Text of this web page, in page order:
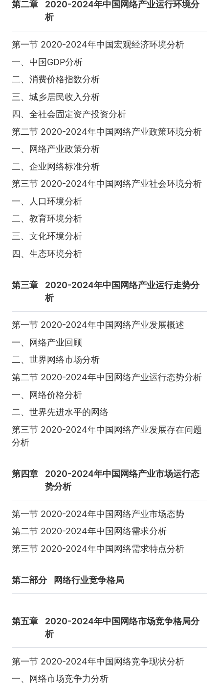
第二章
2020-2024年中国网络产业运行环境分
析
第一节 2020-2024年中国宏观经济环境分析
一、中国GDP分析
二、消费价格指数分析
三、城乡居民收入分析
四、全社会固定资产投资分析
第二节 2020-2024年中国网络产业政策环境分析
一、网络产业政策分析
二、企业网络标准分析
第三节 2020-2024年中国网络产业社会环境分析
一、人口环境分析
二、教育环境分析
三、文化环境分析
四、生态环境分析
第三章
2020-2024年中国网络产业运行走势分
析
第一节 2020-2024年中国网络产业发展概述
一、网络产业回顾
二、世界网络市场分析
第二节 2020-2024年中国网络产业运行态势分析
一、网络价格分析
二、世界先进水平的网络
第三节 2020-2024年中国网络产业发展存在问题
分析
第四章
2020-2024年中国网络产业市场运行态
势分析
第一节 2020-2024年中国网络产业市场态势
第二节 2020-2024年中国网络需求分析
第三节 2020-2024年中国网络需求特点分析
第二部分 网络行业竞争格局
第五章
2020-2024年中国网络市场竞争格局分
析
第一节 2020-2024年中国网络竞争现状分析
一、网络市场竞争力分析